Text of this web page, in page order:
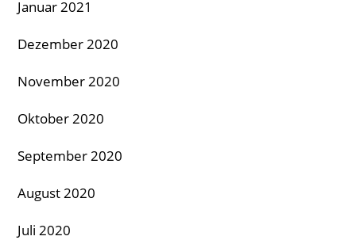
Januar 2021
Dezember 2020
November 2020
Oktober 2020
September 2020
August 2020
Juli 2020